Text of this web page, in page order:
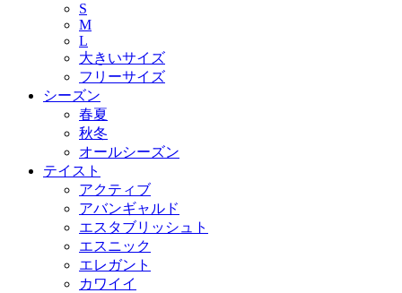
S
M
L
大きいサイズ
フリーサイズ
シーズン
春夏
秋冬
オールシーズン
テイスト
アクティブ
アバンギャルド
エスタブリッシュト
エスニック
エレガント
カワイイ